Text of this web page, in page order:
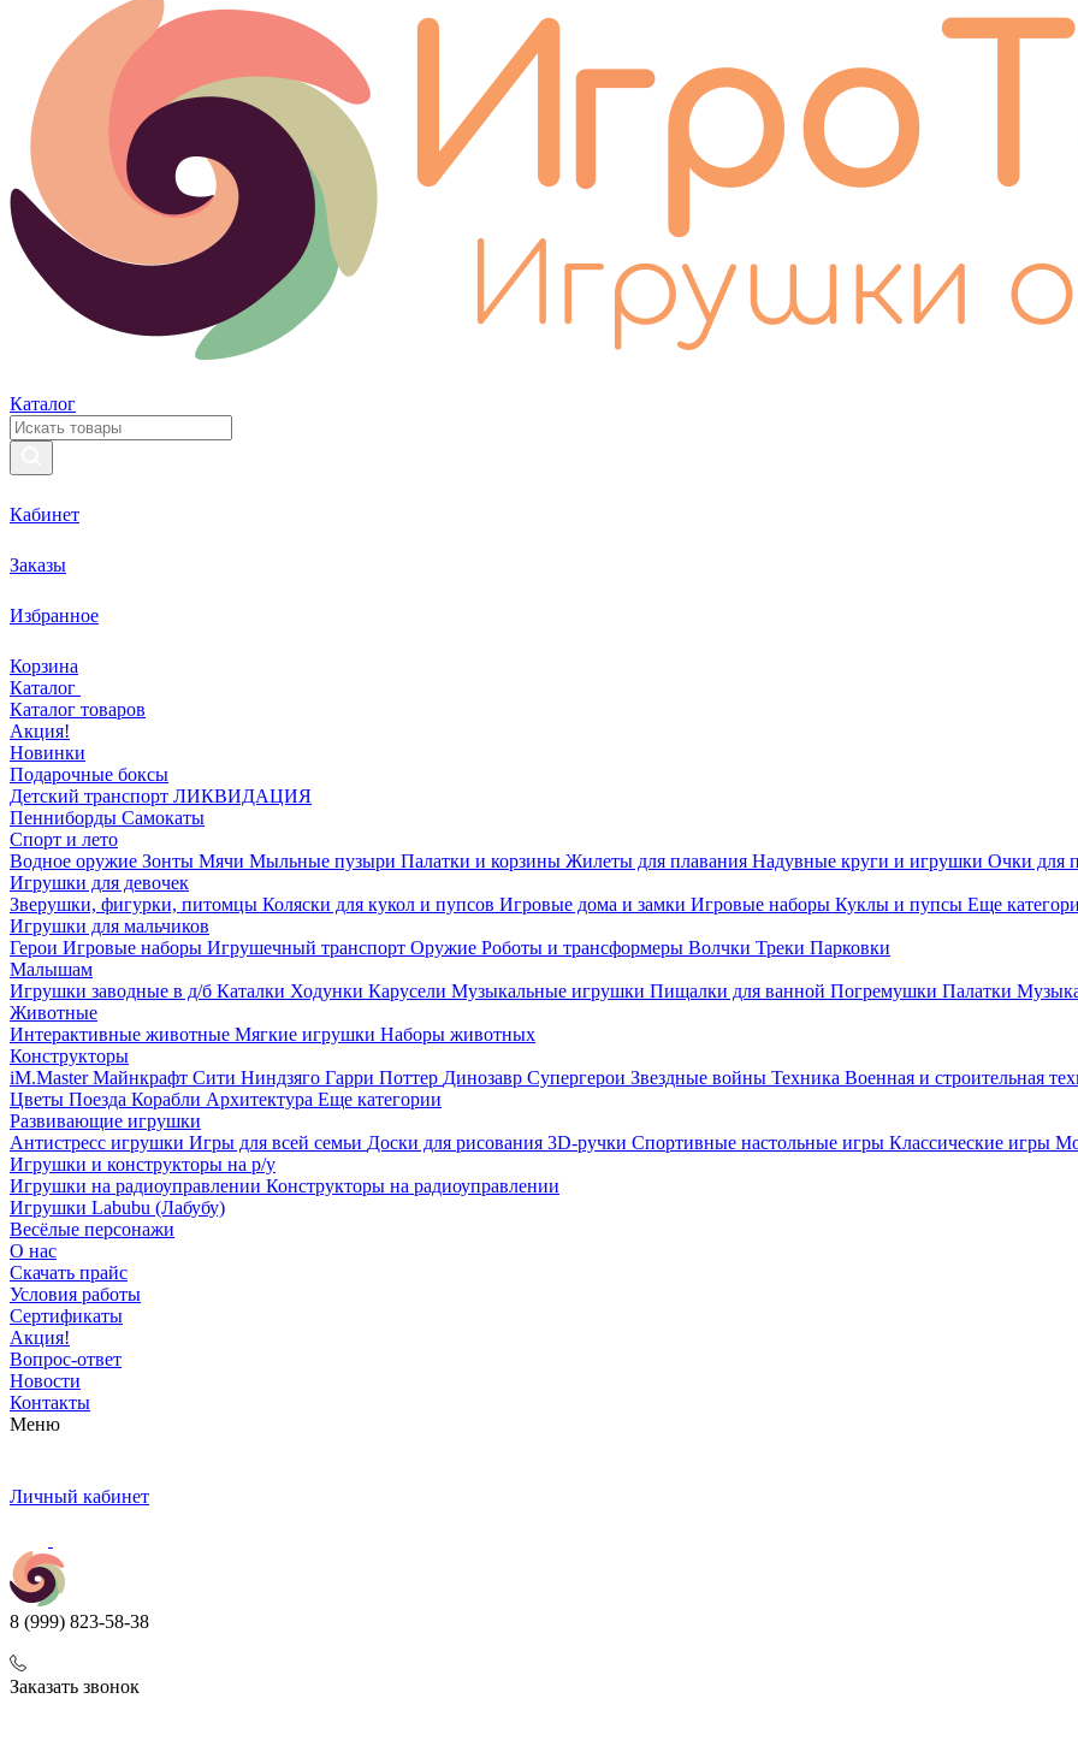
Каталог
Кабинет
Заказы
Избранное
Корзина
Каталог
Каталог товаров
Акция!
Новинки
Подарочные боксы
Детский транспорт ЛИКВИДАЦИЯ
Пенниборды Самокаты
Спорт и лето
Водное оружие Зонты Мячи Мыльные пузыри Палатки и корзины Жилеты для плавания Надувные круги и игрушки Очки для
Игрушки для девочек
Зверушки, фигурки, питомцы Коляски для кукол и пупсов Игровые дома и замки Игровые наборы Куклы и пупсы Еще
Игрушки для мальчиков
Герои Игровые наборы Игрушечный транспорт Оружие Роботы и трансформеры Волчки Треки Парковки
Малышам
Игрушки заводные в д/б Каталки Ходунки Карусели Музыкальные игрушки Пищалки для ванной Погремушки Палатки
Животные
Интерактивные животные Мягкие игрушки Наборы животных
Конструкторы
iM.Master Майнкрафт Сити Ниндзяго Гарри Поттер Динозавр Супергерои Звездные войны Техника Военная и строительная
Цветы Поезда Корабли Архитектура Еще категории
Развивающие игрушки
Антистресс игрушки Игры для всей семьи Доски для рисования 3D-ручки Спортивные настольные игры Классические игры
Игрушки и конструкторы на р/у
Игрушки на радиоуправлении Конструкторы на радиоуправлении
Игрушки Labubu (Лабубу)
Весёлые персонажи
О нас
Скачать прайс
Условия работы
Сертификаты
Акция!
Вопрос-ответ
Новости
Контакты
Меню
Личный кабинет
8 (999) 823-58-38
Заказать звонок